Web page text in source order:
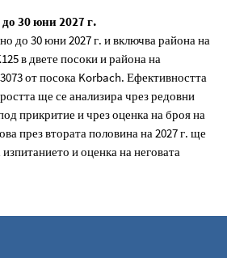
30 юни 2027 г.
до 30 юни 2027 г. и включва района на
в двете посоки и района на
от посока Korbach. Ефективността
ще се анализира чрез редовни
прикритие и чрез оценка на броя на
през втората половина на 2027 г. ще
и оценка на неговата